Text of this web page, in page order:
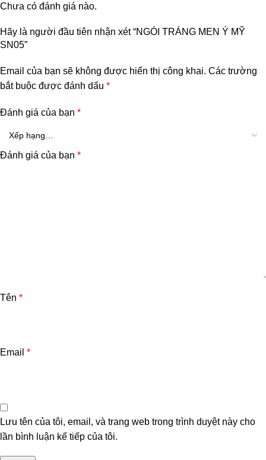
Chưa có đánh giá nào.
Hãy là người đầu tiên nhận xét “NGÓI TRÁNG MEN Ý MỸ
SN05”
Email của bạn sẽ không được hiển thị công khai. Các trường
bắt buộc được đánh dấu *
Đánh giá của bạn *
Đánh giá của bạn *
Tên *
Email *
Lưu tên của tôi, email, và trang web trong trình duyệt này cho
lần bình luận kế tiếp của tôi.